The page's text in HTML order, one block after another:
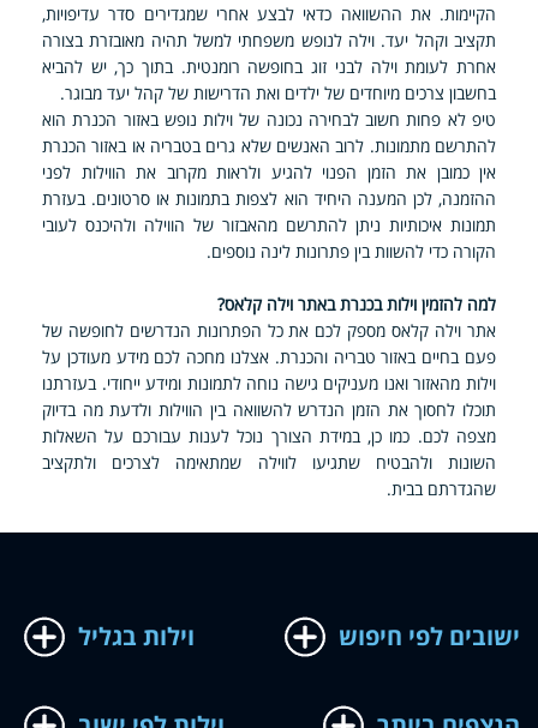
הקיימות. את ההשוואה כדאי לבצע אחרי שמגדירים סדר עדיפויות,
תקציב וקהל יעד. וילה לנופש משפחתי למשל תהיה מאובזרת בצורה
אחרת לעומת וילה לבני זוג בחופשה רומנטית. בתוך כך, יש להביא
בחשבון צרכים מיוחדים של ילדים ואת הדרישות של קהל יעד מבוגר.
טיפ לא פחות חשוב לבחירה נכונה של וילות נופש באזור הכנרת הוא
להתרשם מתמונות. לרוב האנשים שלא גרים בטבריה או באזור הכנרת
אין כמובן את הזמן הפנוי להגיע ולראות מקרוב את הווילות לפני
ההזמנה, לכן המענה היחיד הוא לצפות בתמונות או סרטונים. בעזרת
תמונות איכותיות ניתן להתרשם מהאבזור של הווילה ולהיכנס לעובי
הקורה כדי להשוות בין פתרונות לינה נוספים.
למה להזמין וילות בכנרת באתר וילה קלאס?
אתר וילה קלאס מספק לכם את כל הפתרונות הנדרשים לחופשה של
פעם בחיים באזור טבריה והכנרת. אצלנו מחכה לכם מידע מעודכן על
וילות מהאזור ואנו מעניקים גישה נוחה לתמונות ומידע ייחודי. בעזרתנו
תוכלו לחסוך את הזמן הנדרש להשוואה בין הווילות ולדעת מה בדיוק
מצפה לכם. כמו כן, במידת הצורך נוכל לענות עבורכם על השאלות
השונות ולהבטיח שתגיעו לווילה שמתאימה לצרכים ולתקציב
שהגדרתם בבית.
וילות בגליל ישובים לפי חיפוש